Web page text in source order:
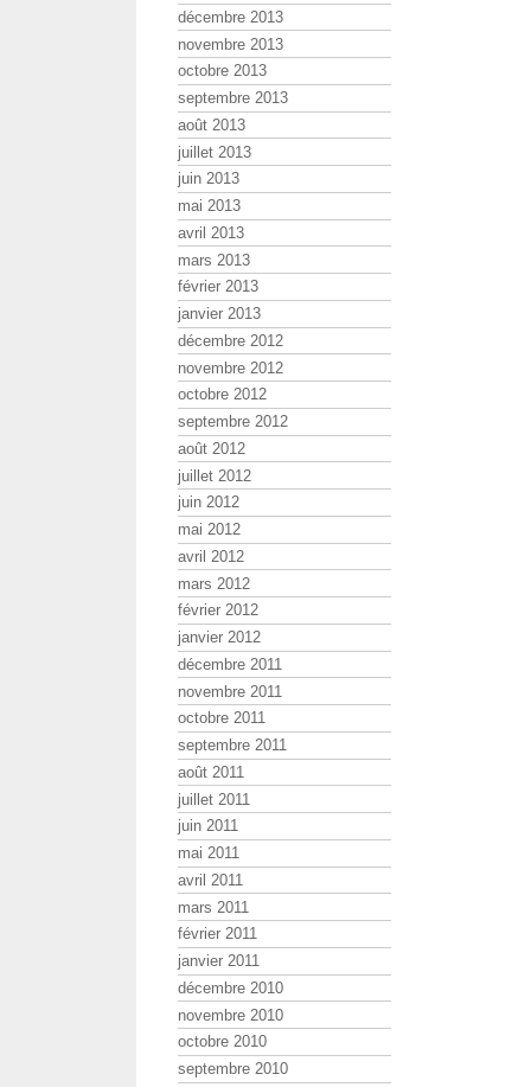
décembre 2013
novembre 2013
octobre 2013
septembre 2013
août 2013
juillet 2013
juin 2013
mai 2013
avril 2013
mars 2013
février 2013
janvier 2013
décembre 2012
novembre 2012
octobre 2012
septembre 2012
août 2012
juillet 2012
juin 2012
mai 2012
avril 2012
mars 2012
février 2012
janvier 2012
décembre 2011
novembre 2011
octobre 2011
septembre 2011
août 2011
juillet 2011
juin 2011
mai 2011
avril 2011
mars 2011
février 2011
janvier 2011
décembre 2010
novembre 2010
octobre 2010
septembre 2010